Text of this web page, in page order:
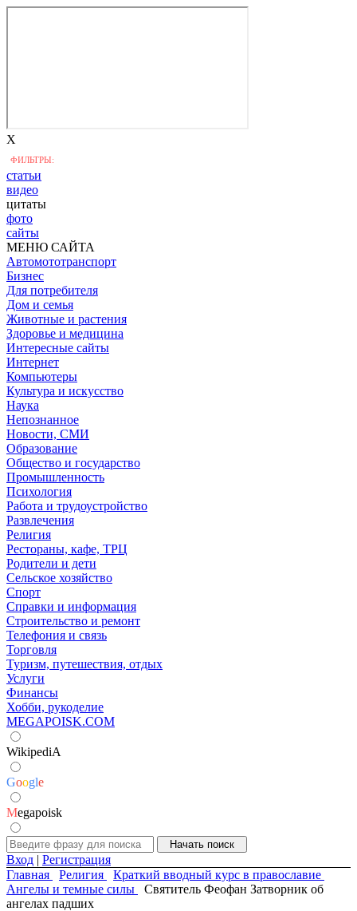
X
ФИЛЬТРЫ:
статьи
видео
цитаты
фото
сайты
МЕНЮ САЙТА
Автомототранспорт
Бизнес
Для потребителя
Дом и семья
Животные и растения
Здоровье и медицина
Интересные сайты
Интернет
Компьютеры
Культура и искусство
Наука
Непознанное
Новости, СМИ
Образование
Общество и государство
Промышленность
Психология
Работа и трудоустройство
Развлечения
Религия
Рестораны, кафе, ТРЦ
Родители и дети
Сельское хозяйство
Спорт
Справки и информация
Строительство и ремонт
Телефония и связь
Торговля
Туризм, путешествия, отдых
Услуги
Финансы
Хобби, рукоделие
MEGAPOISK.COM
WikipediA
Google
Megapoisk
Вход | Регистрация
Главная
Религия
Краткий вводный курс в православие
Ангелы и темные силы
Святитель Феофан Затворник об
ангелах падших